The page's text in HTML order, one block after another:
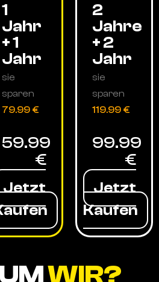
1
Jahr
+ 1
Jahr
sie
sparen
79.99 €
59.99
€
Jetzt
2
Jahre
+ 2
Jahr
sie
sparen
119.99 €
99.99
€
Jetzt
Kaufen
WIR?